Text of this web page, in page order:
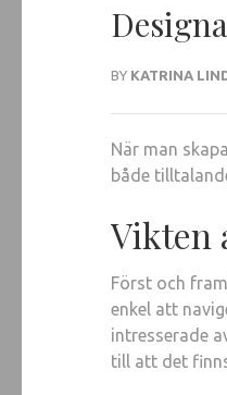
BY KATRINA
När man
både
Vikten
Först och
enkel att
intresserade
till att det